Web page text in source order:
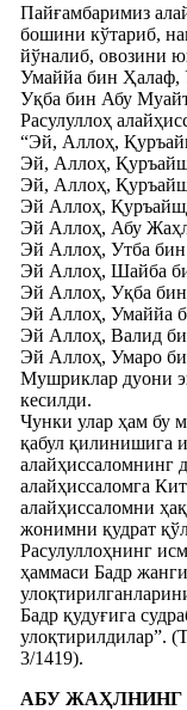
Пайғамбаримиз
бошини кўтариб,
йўналиб, овозини
Умаййа бин Ҳалаф,
Уқба бин Абу
Расулуллоҳ
“Эй, Аллоҳ,
Эй, Аллоҳ,
Эй, Аллоҳ,
Эй Аллоҳ,
Эй Аллоҳ, Абу
Эй Аллоҳ, Утба бин
Эй Аллоҳ, Шайба
Эй Аллоҳ, Уқба бин
Эй Аллоҳ, Умаййа
Эй Аллоҳ, Валид
Эй Аллоҳ, Умаро
Мушриклар дуони
кесилди.
Чунки улар ҳам бу
қабул қилинишига
алайҳиссаломнинг
алайҳиссаломга
алайҳиссаломни
жонимни қудрат
Расулуллоҳнинг
ҳаммаси Бадр
Бадр қудуғига
улоқтирилдилар”.
3/1419).
АБУ ЖАҲЛНИНГ